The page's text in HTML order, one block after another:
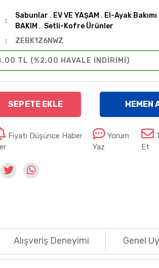
Sabunlar , EV VE YAŞAM , El-Ayak Bakımı
BAKIM , Setli-Kofre Ürünler
ZEBK1Z6NWZ
TL (%2,00 HAVALE INDIRIMI)
SEPETE EKLE HEMEN
Fiyatı Düşünce Haber
Yorum
Yaz
Et
Alışveriş Deneyimi Genel